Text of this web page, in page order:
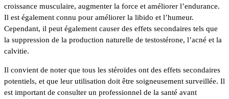
croissance musculaire, augmenter la force et améliorer l’endurance.
Il est également connu pour améliorer la libido et l’humeur.
Cependant, il peut également causer des effets secondaires tels que
la suppression de la production naturelle de testostérone, l’acné et la
calvitie.
Il convient de noter que tous les stéroïdes ont des effets secondaires
potentiels, et que leur utilisation doit être soigneusement surveillée. Il
est important de consulter un professionnel de la santé avant